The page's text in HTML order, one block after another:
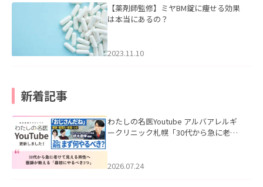
【薬剤師監修】ミヤBM錠に痩せる効果
は本当にあるの？
2023.11.10
新着記事
わたしの名医Youtube アルバアレルギ
ークリニック札幌「30代から急に老け
た。
2026.07.24